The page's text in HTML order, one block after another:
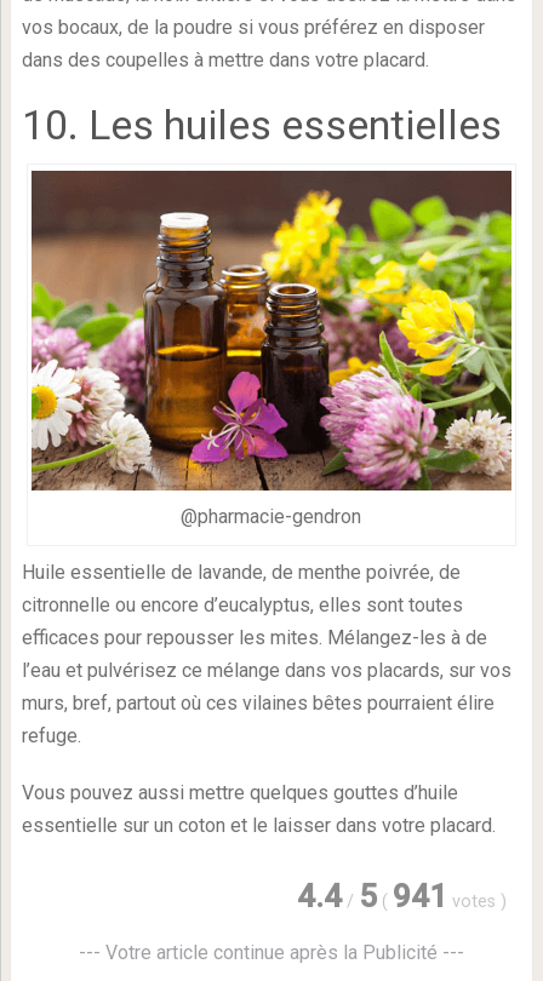
vos bocaux, de la poudre si vous préférez en disposer
dans des coupelles à mettre dans votre placard.
10. Les huiles essentielles
@pharmacie-gendron
Huile essentielle de lavande, de menthe poivrée, de
citronnelle ou encore d’eucalyptus, elles sont toutes
efficaces pour repousser les mites. Mélangez-les à de
l’eau et pulvérisez ce mélange dans vos placards, sur vos
murs, bref, partout où ces vilaines bêtes pourraient élire
refuge.
Vous pouvez aussi mettre quelques gouttes d’huile
essentielle sur un coton et le laisser dans votre placard.
4.4 / 5 ( 941 votes )
--- Votre article continue après la Publicité ---